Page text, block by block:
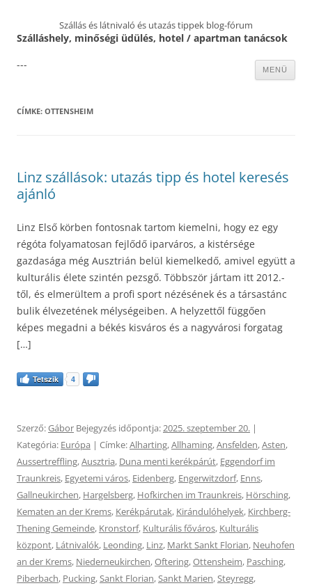
Szállás és látnivaló és utazás tippek blog-fórum
Szálláshely, minőségi üdülés, hotel / apartman tanácsok
MENÜ
---
CÍMKE: OTTENSHEIM
Linz szállások: utazás tipp és hotel keresés
ajánló
Linz Első körben fontosnak tartom kiemelni, hogy ez egy
régóta folyamatosan fejlődő iparváros, a kistérsége
gazdasága még Ausztrián belül kiemelkedő, amivel együtt a
kulturális élete szintén pezsgő. Többször jártam itt 2012.-
től, és elmerültem a profi sport nézésének és a társastánc
bulik élvezetének mélységeiben. A helyzettől függően
képes megadni a békés kisváros és a nagyvárosi forgatag
[…]
Tetszik 4
Szerző:Gábor Bejegyzés időpontja:2025. szeptember 20. |
Kategória: Európa | Címke:Alharting,Allhaming,Ansfelden,Asten,
Aussertreffling,Ausztria, Duna menti kerékpárút, Eggendorf im
Traunkreis, Egyetemi város, Eidenberg, Engerwitzdorf, Enns,
Gallneukirchen, Hargelsberg, Hofkirchen im Traunkreis, Hörsching,
Kematen an der Krems, Kerékpárutak, Kirándulóhelyek, Kirchberg-
Thening Gemeinde, Kronstorf, Kulturális főváros, Kulturális
központ, Látnivalók, Leonding, Linz, Markt Sankt Florian, Neuhofen
an der Krems, Niederneukirchen,Oftering,Ottensheim, Pasching,
Piberbach, Pucking,Sankt Florian,Sankt Marien,Steyregg,